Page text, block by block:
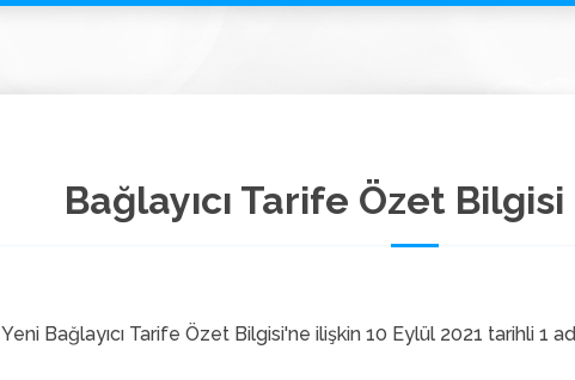
Bağlayıcı Tarife Özet Bilgisi
Yeni Bağlayıcı Tarife Özet Bilgisi'ne ilişkin 10 Eylül 2021 tarihli 1